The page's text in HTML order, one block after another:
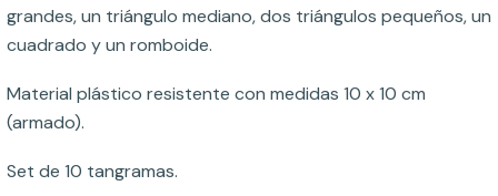
grandes, un triángulo mediano, dos triángulos pequeños, un
cuadrado y un romboide.
Material plástico resistente con medidas 10 x 10 cm
(armado).
Set de 10 tangramas.